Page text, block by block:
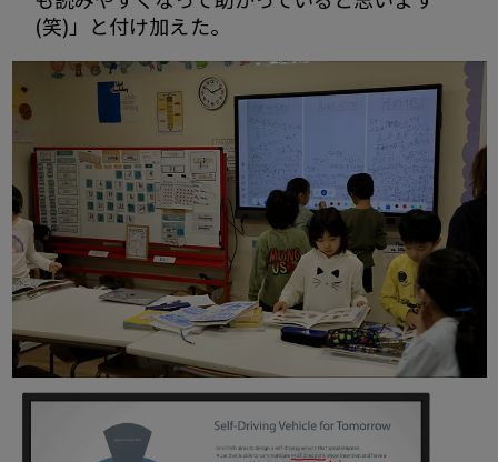
(笑)」と付け加えた。